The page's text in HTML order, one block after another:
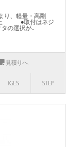
り、軽量・高剛
上 ●取付はネジ
の選択が..
見積りへ
IGES STEP